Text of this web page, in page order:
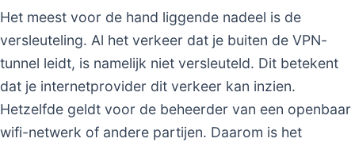
Het meest voor de hand liggende nadeel is de
versleuteling. Al het verkeer dat je buiten de VPN-
tunnel leidt, is namelijk niet versleuteld. Dit betekent
dat je internetprovider dit verkeer kan inzien.
Hetzelfde geldt voor de beheerder van een openbaar
wifi-netwerk of andere partijen. Daarom is het